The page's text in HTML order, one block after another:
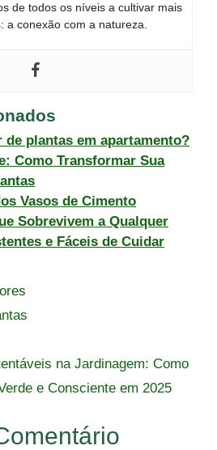
de todos os níveis a cultivar mais
a conexão com a natureza.
de plantas em apartamento?
Como Transformar Sua
Vasos de Cimento
Sobrevivem a Qualquer
e Fáceis de Cuidar
na Jardinagem: Como
e Consciente em 2025